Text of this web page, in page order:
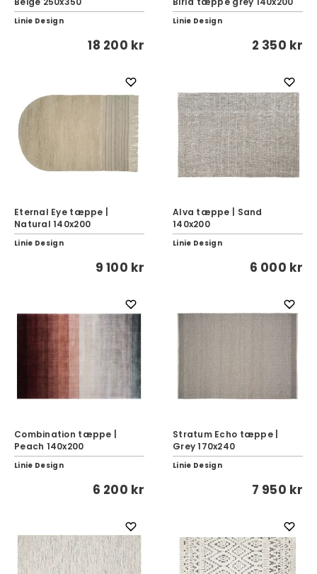
Linie Design
18 200 kr
Linie Design
2 350 kr
Eternal Eye tæppe |
Natural 140x200
Linie Design
9 100 kr
Alva tæppe | Sand
140x200
Linie Design
6 000 kr
Combination tæppe |
Peach 140x200
Linie Design
6 200 kr
Stratum Echo tæppe |
Grey 170x240
Linie Design
7 950 kr